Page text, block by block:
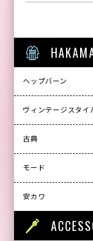
ヘップバーン
ヴィンテージスタイ
古典
モード
安カワ